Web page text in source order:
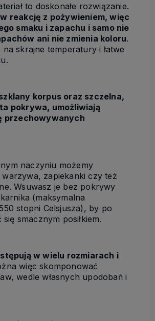
to doskonałe rozwiązanie.
reakcję z pożywieniem, więc
smaku i zapachu i samo nie
ani nie zmienia koloru.
skrajne temperatury i łatwe
korpus oraz szczelna,
pokrywa, umożliwiają
przechowywanych
naczyniu możemy
zapiekanki czy też
Wsuwasz je bez pokrywy
(maksymalna
stopni Celsjusza), by po
smacznym posiłkiem.
w wielu rozmiarach i
więc skomponować
wedle własnych upodobań i